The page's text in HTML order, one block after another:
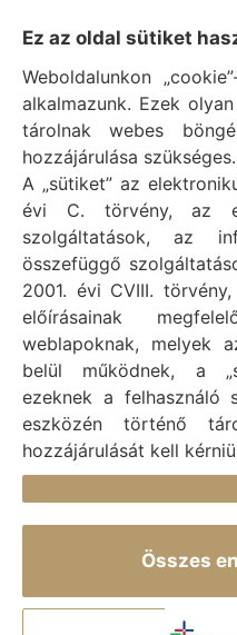
Impresszum
Vál Község
Vál Község
Adószám: 15727079-2-07
Adatvédelmi tájékoztató
Felelős: Bechtold Tamás
Cím: H-2473 Vál, Vajda
Telefon: +36 (22) 353-411
E-mail:
Elérhetőségek
+36 (22) 353-411
titkarsag@val.hu
Vál Község
Ez az oldal sütiket
Weboldalunkon
alkalmazunk. Ezek
tárolnak webes
hozzájárulása szükséges.
A „sütiket” az
évi C. törvény, az
szolgáltatások, az
összefüggő
2001. évi CVIII.
előírásainak
weblapoknak, melyek
belül működnek, a
ezeknek a felhasználó
eszközén történő
hozzájárulását kell
Összes